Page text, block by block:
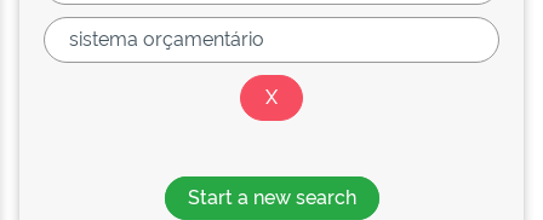
Start a new search